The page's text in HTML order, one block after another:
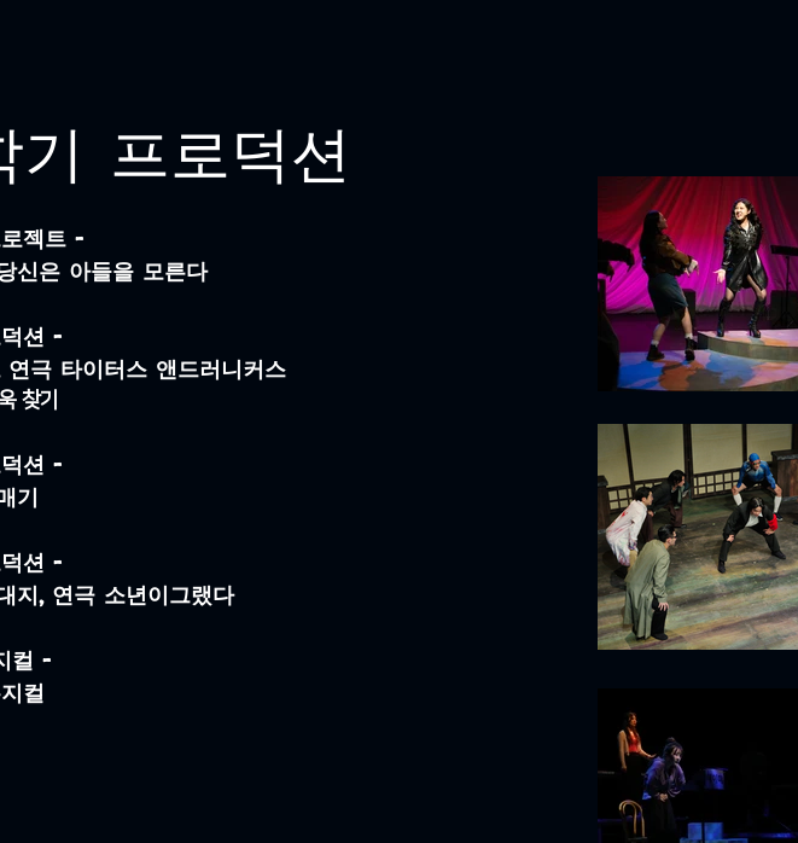
기 프로덕션
젝트 -
신은 아들을 모른다
션 -
극 타이터스 앤드러니커스
찾기
션 -
기
션 -
지, 연극 소년이그랬다
컬 -
컬